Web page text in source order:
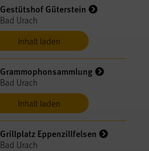
Inhalt laden
Gestütshof Güterstein
Bad Urach
Inhalt laden
Grammophonsammlung
Bad Urach
Grillplatz Eppenzillfelsen
Bad Urach